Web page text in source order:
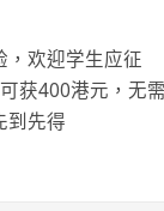
，欢迎学生应征
获400港元，无
到先得